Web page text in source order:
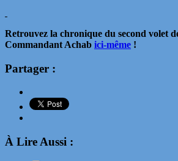
Retrouvez la chronique du second volet
Commandant Achab ici-même !
Partager :
À Lire Aussi :